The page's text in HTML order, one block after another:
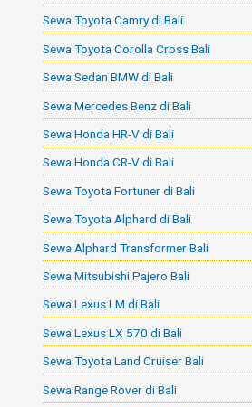
Sewa Toyota Camry di Bali
Sewa Toyota Corolla Cross Bali
Sewa Sedan BMW di Bali
Sewa Mercedes Benz di Bali
Sewa Honda HR-V di Bali
Sewa Honda CR-V di Bali
Sewa Toyota Fortuner di Bali
Sewa Toyota Alphard di Bali
Sewa Alphard Transformer Bali
Sewa Mitsubishi Pajero Bali
Sewa Lexus LM di Bali
Sewa Lexus LX 570 di Bali
Sewa Toyota Land Cruiser Bali
Sewa Range Rover di Bali